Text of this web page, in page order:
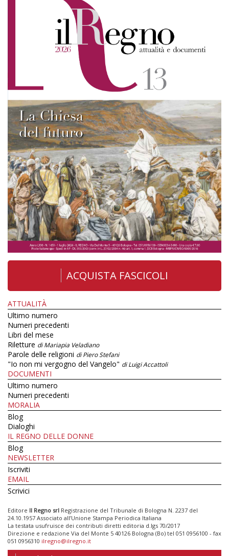
ACQUISTA FASCICOLI
ATTUALITÀ
Ultimo numero
Numeri precedenti
Libri del mese
Riletture di Mariapia Veladiano
Parole delle religioni di Piero Stefani
"Io non mi vergogno del Vangelo" di Luigi Accattoli
DOCUMENTI
Ultimo numero
Numeri precedenti
MORALIA
Blog
Dialoghi
IL REGNO DELLE DONNE
Blog
NEWSLETTER
Iscriviti
EMAIL
Scrivici
Editore Il Regno srl Registrazione del Tribunale di Bologna N. 2237 del
24.10.1957 Associato all’Unione Stampa Periodica Italiana
La testata usufruisce dei contributi diretti editoria d.lgs 70/2017
Direzione e redazione Via del Monte 5 40126 Bologna (Bo) tel 051 0956100 - fax
051 0956310 ilregno@ilregno.it